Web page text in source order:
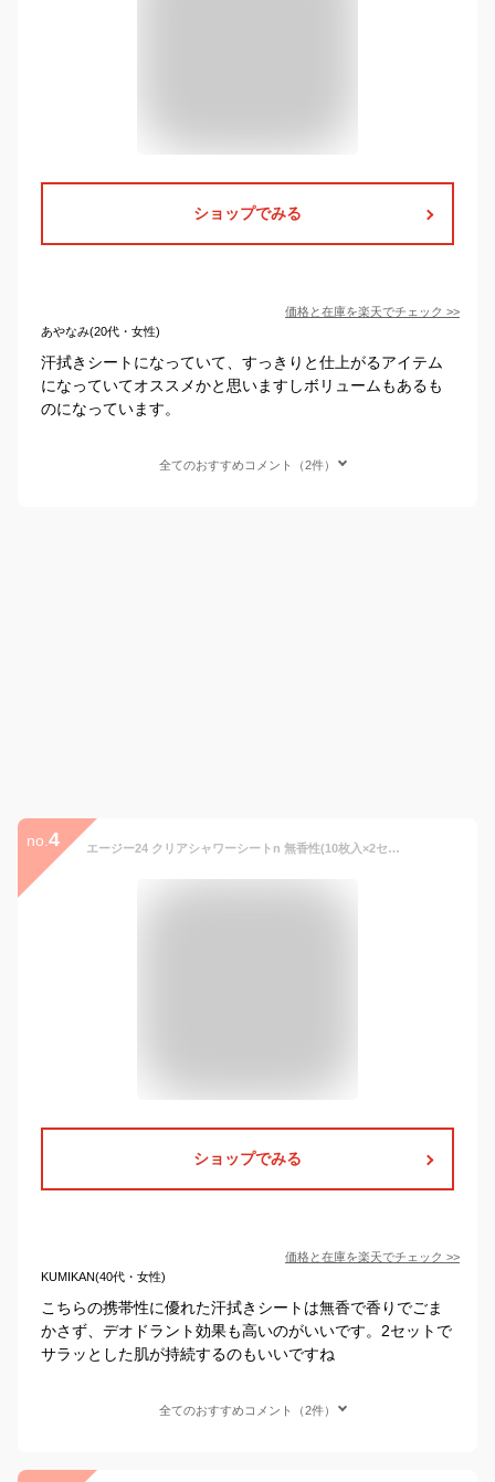
ショップでみる
価格と在庫を楽天でチェック >>
あやなみ(20代・女性)
汗拭きシートになっていて、すっきりと仕上がるアイテム
になっていてオススメかと思いますしボリュームもあるも
のになっています。
全てのおすすめコメント（2件）
no. 4 エージー24 クリアシャワーシートn 無香性(10枚入×2セット)【エージーデオ24(Ag deo 24)】
ショップでみる
価格と在庫を楽天でチェック >>
KUMIKAN(40代・女性)
こちらの携帯性に優れた汗拭きシートは無香で香りでごま
かさず、デオドラント効果も高いのがいいです。2セットで
サラッとした肌が持続するのもいいですね
全てのおすすめコメント（2件）